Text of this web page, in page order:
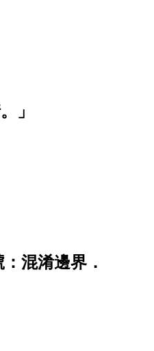
」
混淆邊界．